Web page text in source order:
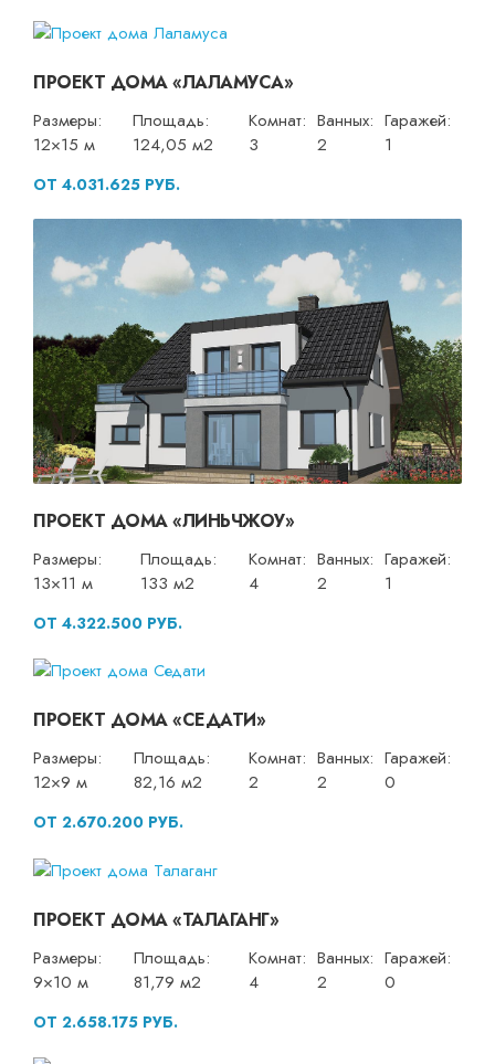
ПРОЕКТ ДОМА «ЛАЛАМУСА»
Размеры:
12×15 м
Площадь:
124,05 м2
Комнат:
3
Ванных:
2
Гаражей:
1
ОТ 4.031.625 РУБ.
ПРОЕКТ ДОМА «ЛИНЬЧЖОУ»
Размеры:
13×11 м
Площадь:
133 м2
Комнат:
4
Ванных:
2
Гаражей:
1
ОТ 4.322.500 РУБ.
ПРОЕКТ ДОМА «СЕДАТИ»
Размеры:
12×9 м
Площадь:
82,16 м2
Комнат:
2
Ванных:
2
Гаражей:
0
ОТ 2.670.200 РУБ.
ПРОЕКТ ДОМА «ТАЛАГАНГ»
Размеры:
9×10 м
Площадь:
81,79 м2
Комнат:
4
Ванных:
2
Гаражей:
0
ОТ 2.658.175 РУБ.